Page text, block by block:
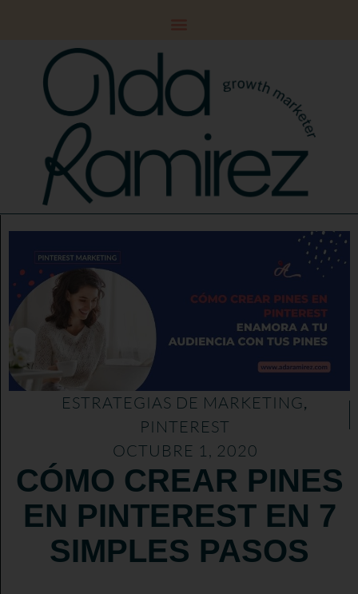
ESTRATEGIAS DE MARKETING,
PINTEREST
OCTUBRE 1, 2020
CÓMO CREAR PINES
EN PINTEREST EN 7
SIMPLES PASOS